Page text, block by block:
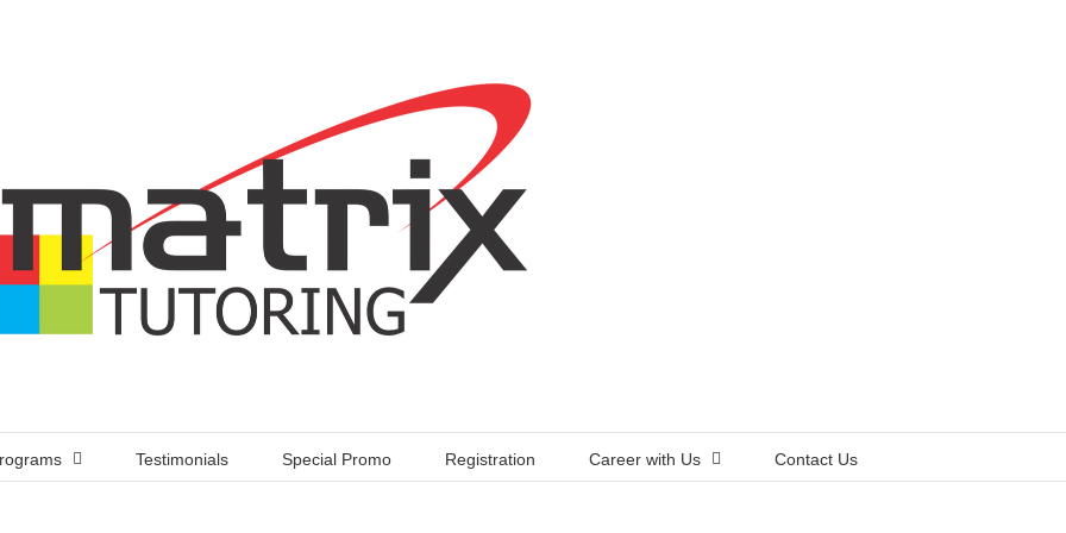
Testimonials Special Promo Registration Career with Us Contact Us